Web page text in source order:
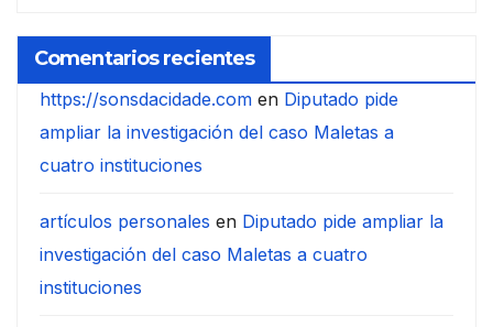
Comentarios recientes
https://sonsdacidade.com en Diputado pide
ampliar la investigación del caso Maletas a
cuatro instituciones
artículos personales en Diputado pide ampliar la
investigación del caso Maletas a cuatro
instituciones